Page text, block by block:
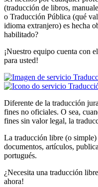
(traducción de libros,
o Traducción Pública (qué
idioma extranjero) es hecha
habilitado?
¡Nuestro equipo cuenta con el
para usted!
Diferente de la traducción
fines no oficiales. O sea,
fines sin valor legal, la
La traducción libre (o
documentos, artículos,
portugués.
¿Necesita una traducción
ahora!